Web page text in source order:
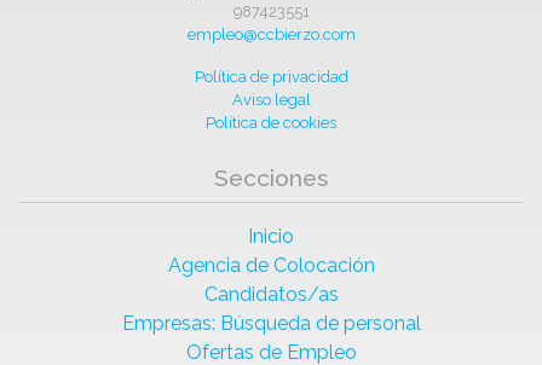
987423551
empleo@ccbierzo.com
Política de privacidad
Aviso legal
Política de cookies
Secciones
Inicio
Agencia de Colocación
Candidatos/as
Empresas: Búsqueda de personal
Ofertas de Empleo